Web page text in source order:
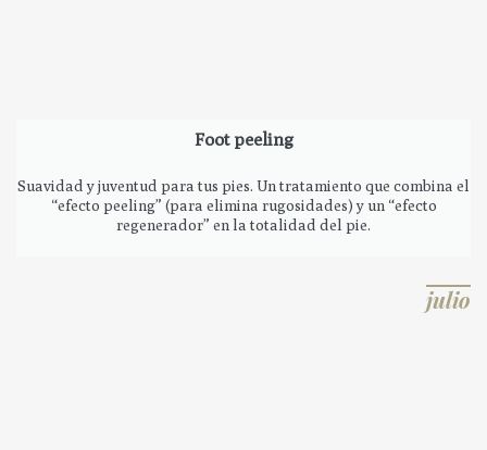
Foot peeling
Suavidad y juventud para tus pies. Un tratamiento que combina el
“efecto peeling” (para elimina rugosidades) y un “efecto
regenerador” en la totalidad del pie.
julio